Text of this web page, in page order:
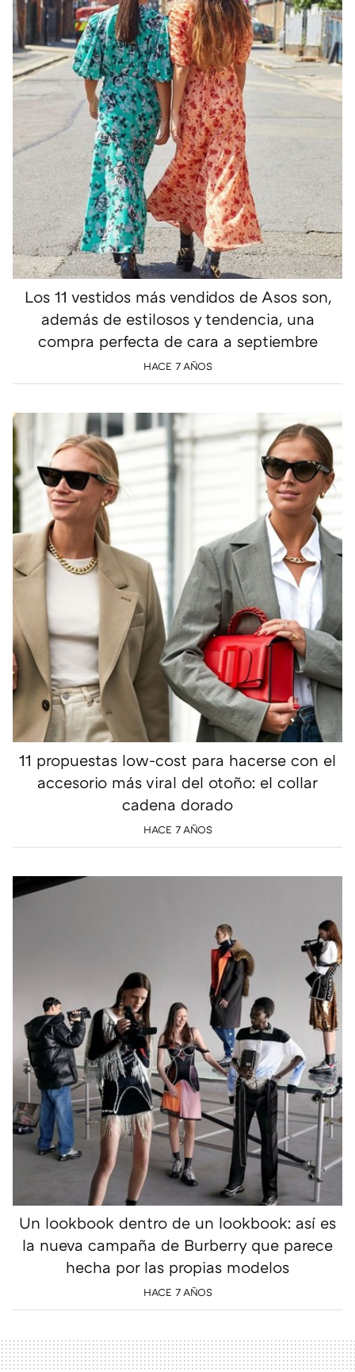
Los 11 vestidos más vendidos de Asos son,
además de estilosos y tendencia, una
compra perfecta de cara a septiembre
HACE 7 AÑOS
11 propuestas low-cost para hacerse con el
accesorio más viral del otoño: el collar
cadena dorado
HACE 7 AÑOS
Un lookbook dentro de un lookbook: así es
la nueva campaña de Burberry que parece
hecha por las propias modelos
HACE 7 AÑOS